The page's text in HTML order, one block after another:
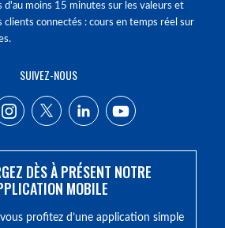
moins 15 minutes sur les valeurs et
clients connectés : cours en temps réel sur
SUIVEZ-NOUS
DÈS À PRÉSENT NOTRE
MOBILE
profitez d’une application simple